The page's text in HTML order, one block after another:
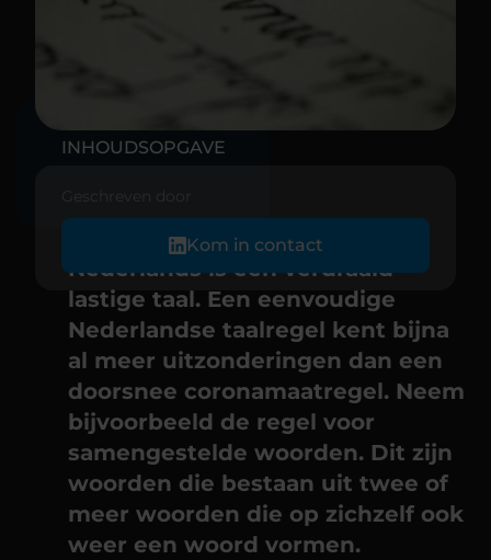
Geschreven door
Kom in contact
INHOUDSOPGAVE
Nederlands is een verdraaid
lastige taal. Een eenvoudige
Nederlandse taalregel kent bijna
al meer uitzonderingen dan een
doorsnee coronamaatregel. Neem
bijvoorbeeld de regel voor
samengestelde woorden. Dit zijn
woorden die bestaan uit twee of
meer woorden die op zichzelf ook
weer een woord vormen.